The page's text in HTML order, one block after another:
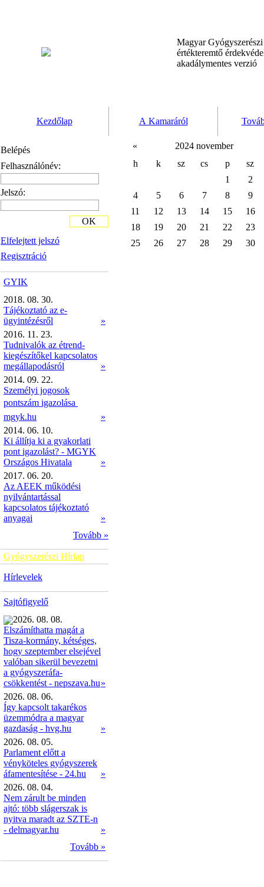
Magyar
értékteremtő
akadálymentes verzió
Kezdőlap A Kamaráról
Belépés
Felhasználónév:
Jelszó:
Elfelejtett jelszó
Regisztráció
OK
GYIK
2018. 08. 30.
Tájékoztató az e-
ügyintézésről
»
2016. 11. 23.
Tudnivalók az étrend-
kiegészítőkel kapcsolatos
megállapodásról
»
2014. 09. 22.
Személyi jogosok
pontszám igazolása 
mgyk.hu
»
2014. 06. 10.
Ki állítja ki a gyakorlati
pont igazolást? - MGYK
Országos Hivatala
»
2017. 06. 20.
Az AEEK működési
nyilvántartással
kapcsolatos tájékoztató
anyagai
»
Tovább »
Gyógyszerészi Hírlap
Hírlevelek
Sajtófigyelő
2026. 08. 08.
Elszámíthatta magát a
Tisza-kormány, kétséges,
hogy szeptember elsejével
valóban sikerül bevezetni
a gyógyszeráfa-
csökkentést - nepszava.hu»
2026. 08. 06.
Így kapcsolt takarékos
üzemmódra a magyar
gazdaság - hvg.hu
»
2026. 08. 05.
Parlament előtt a
vényköteles gyógyszerek
áfamentesítése - 24.hu
»
2026. 08. 04.
Nem zárult be minden
ajtó: több slágerszak is
nyitva maradt az SZTE-n
- delmagyar.hu
»
Tovább »
«
2024 november
h
k sz cs p
sz
1
2
4
5 6 7 8
9
11
12 13 14 15
16
18
19 20 21 22
23
25
26 27 28 29 30